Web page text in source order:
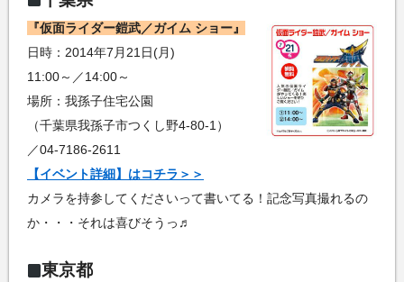
『仮面ライダー鎧武／ガイム ショー』
日時：2014年7月21日(月)
11:00～／14:00～
場所：我孫子住宅公園
（千葉県我孫子市つくし野4-80-1）
／04-7186-2611
【イベント詳細】はコチラ＞＞
カメラを持参してくださいって書いてる！記念写真撮れるの
か・・・それは喜びそうっ♬
東京都